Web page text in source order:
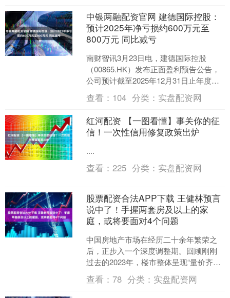
中银两融配资官网 建德国际控股：
预计2025年净亏损约600万元至
800万元 同比减亏
南财智讯3月23日电，建德国际控股
（00865.HK）发布正面盈利预告公告，
公司预计截至2025年12月31日止年度录
得本公司拥有人应占亏损介乎约人民币
600万....
查看： 104 分类： 实盘配资网
红河配资 【一图看懂】事关你的征
信！一次性信用修复政策出炉
....
查看：225 分类： 实盘配资网
股票配资合法APP下载 王健林预言
说中了！手握两套房及以上的家
庭，或将要面对4个问题
中国房地产市场在经历二十余年繁荣之
后，正步入一个深度调整期。回顾刚刚
过去的2023年，楼市整体呈现“量价齐
跌”的颓势。数据显示，去年全国商品房
销售面积约为11.....
查看：78 分类： 实盘配资网